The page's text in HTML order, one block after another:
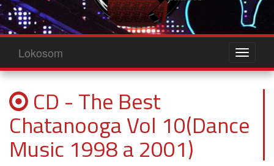
Lokosom
CD - The Best
Chatanooga Vol 10(Dance
Music 1998 a 2001)